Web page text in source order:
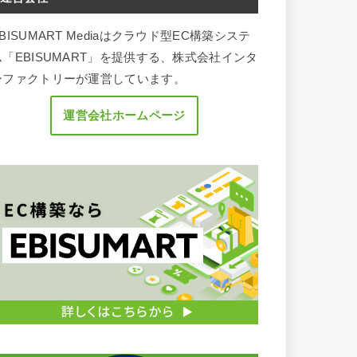
Mediaはクラウド型EC構築システ
「EBISUMART」を提供する、株式会社インタ
ファクトリーが運営しています。
運営会社ホームページ